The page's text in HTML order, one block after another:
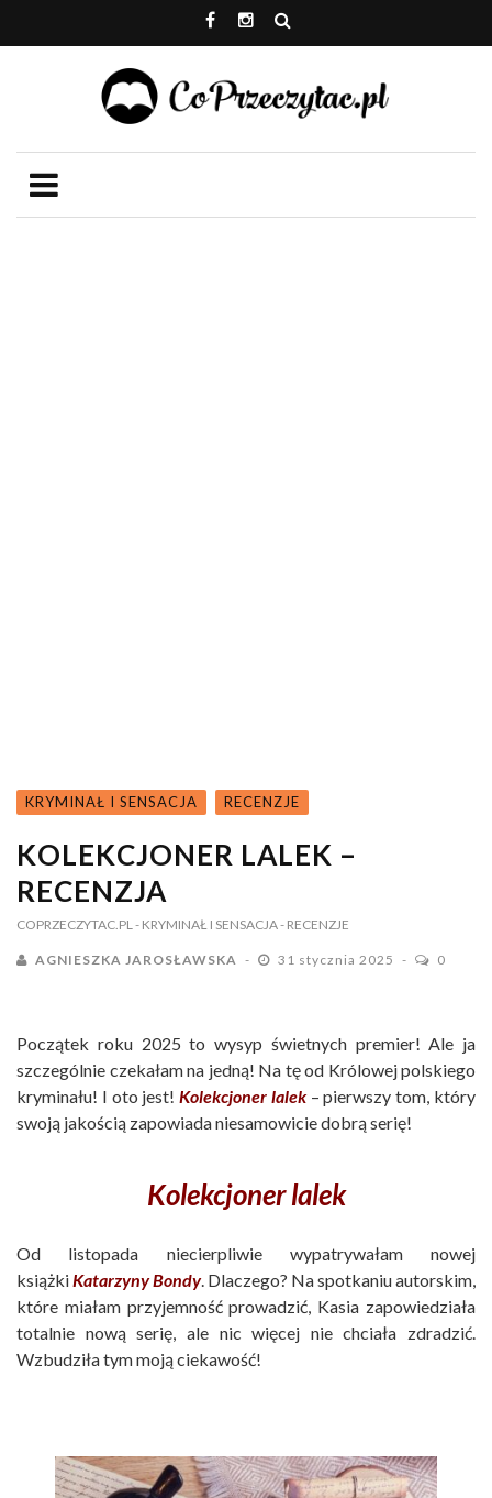
KRYMINAŁ I SENSACJA RECENZJE
KOLEKCJONER LALEK –
RECENZJA
COPRZECZYTAC.PL - KRYMINAŁ I SENSACJA- RECENZJE
AGNIESZKA JAROSŁAWSKA 31 stycznia 2025 0
Początek roku 2025 to wysyp świetnych premier! Ale ja
szczególnie czekałam na jedną! Na tę od Królowej polskiego
kryminału! I oto jest!Kolekcjoner lalek – pierwszy tom, który
swoją jakością zapowiada niesamowicie dobrą serię!
Kolekcjoner lalek
Od listopada niecierpliwie wypatrywałam nowej
książki Katarzyny Bondy. Dlaczego? Na spotkaniu autorskim,
które miałam przyjemność prowadzić, Kasia zapowiedziała
totalnie nową serię, ale nic więcej nie chciała zdradzić.
Wzbudziła tym moją ciekawość!